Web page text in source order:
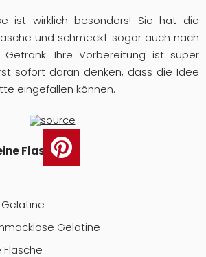
ist wirklich besonders! Sie hat die
und schmeckt sogar auch nach
Ihre Vorbereitung ist super
sofort daran denken, dass die Idee
eingefallen können.
source
Flasche:
Gelatine
Gelatine